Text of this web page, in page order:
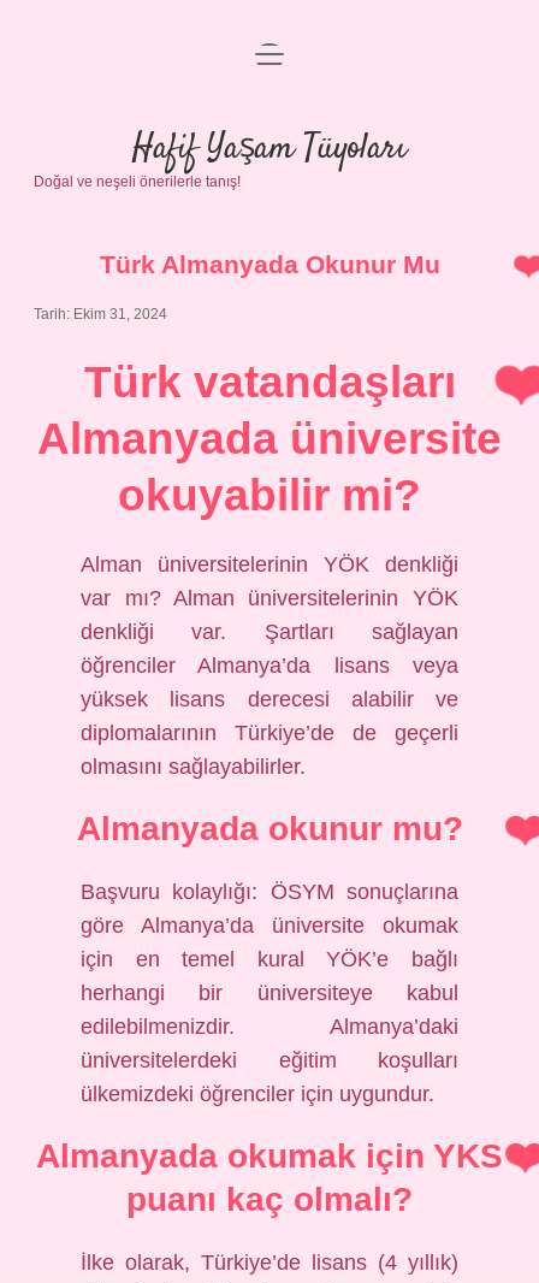
Anasayfa
Gizlilik Politikası
Yasal Uyarı
menüyü
Hafif Yaşam Tüyoları
Doğal ve neşeli önerilerle tanış!
Türk Almanyada Okunur Mu
Tarih: Ekim 31, 2024
Türk vatandaşları
Almanyada üniversite
okuyabilir mi?
Alman üniversitelerinin YÖK denkliği
var mı? Alman üniversitelerinin YÖK
denkliği var. Şartları sağlayan
öğrenciler Almanya’da lisans veya
yüksek lisans derecesi alabilir ve
diplomalarının Türkiye’de de geçerli
olmasını sağlayabilirler.
Almanyada okunur mu?
Başvuru kolaylığı: ÖSYM sonuçlarına
göre Almanya’da üniversite okumak
için en temel kural YÖK’e bağlı
herhangi bir üniversiteye kabul
edilebilmenizdir. Almanya’daki
üniversitelerdeki eğitim koşulları
ülkemizdeki öğrenciler için uygundur.
Almanyada okumak için YKS
puanı kaç olmalı?
İlke olarak, Türkiye’de lisans (4 yıllık)